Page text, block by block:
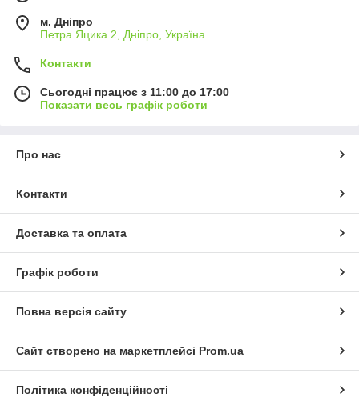
м. Дніпро
Петра Яцика 2, Дніпро, Україна
Контакти
Сьогодні працює з 11:00 до 17:00
Показати весь графік роботи
Про нас
Контакти
Доставка та оплата
Графік роботи
Повна версія сайту
Сайт створено на маркетплейсі Prom.ua
Політика конфіденційності